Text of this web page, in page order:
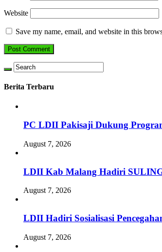
Website
Save my name, email, and website in this
Berita Terbaru
PC LDII Pakisaji Dukung
August 7, 2026
LDII Kab Malang Hadiri
August 7, 2026
LDII Hadiri Sosialisasi
August 7, 2026